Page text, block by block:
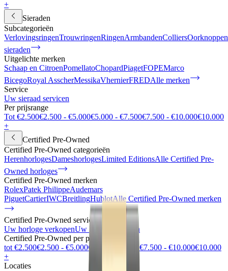
+
Sieraden
Subcategorieën
VerlovingsringenTrouwringenRingenArmbandenColliersOorknoppen
sieraden
Uitgelichte merken
Schaap en CitroenPomellatoChopardPiagetFOPEMarco
BicegoRoyal AsscherMessikaVhernierFREDAlle merken
Service
Uw sieraad servicen
Per prijsrange
Tot €2.500€2.500 - €5.000€5.000 - €7.500€7.500 - €10.000€10.000
+
Certified Pre-Owned
Certified Pre-Owned categorieën
HerenhorlogesDameshorlogesLimited EditionsAlle Certified Pre-
Owned horloges
Certified Pre-Owned merken
RolexPatek PhilippeAudemars
PiguetCartierIWCBreitlingHublotAlle Certified Pre-Owned merken
Certified Pre-Owned services
Uw horloge verkopenUw horloge inruilen
Certified Pre-Owned per prijsrange
tot €2.500€2.500 - €5.000€5.000 - €7.500€7.500 - €10.000€10.000
+
Locaties